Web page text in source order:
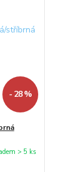
- 28 %
> 5 ks